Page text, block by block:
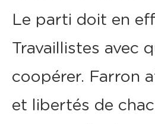
Le parti doit en
Travaillistes avec
coopérer. Farron
et libertés de